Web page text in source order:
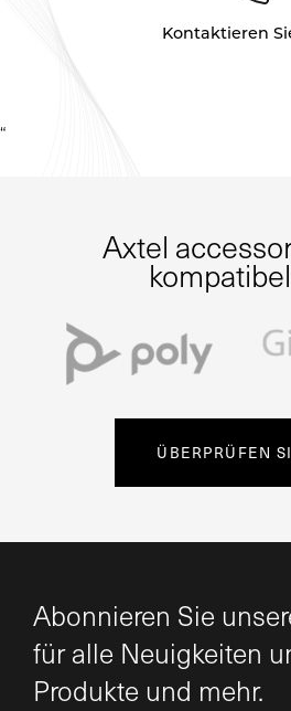
Kontaktieren
“
Axtel
ÜBERPRÜFEN
Abonnieren Sie
für alle Neuigkeiten
Produkte und mehr.